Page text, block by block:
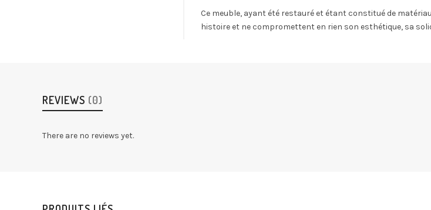
Ce meuble, ayant été restauré et étant constitué de
histoire et ne compromettent en rien son esthétique, sa
REVIEWS (0)
There are no reviews yet.